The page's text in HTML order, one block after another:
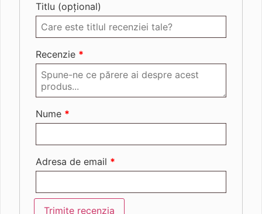
Titlu (opțional)
Recenzie *
Nume *
Adresa de email *
Trimite recenzia